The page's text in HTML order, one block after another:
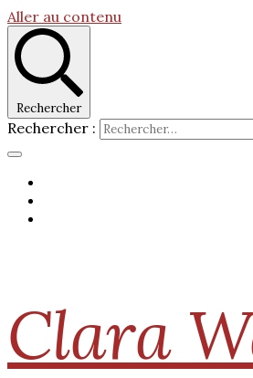
Aller au contenu
Rechercher
Rechercher :
Clara